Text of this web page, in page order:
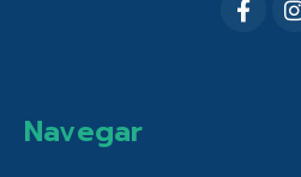
Navegar